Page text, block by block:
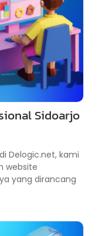
Sidoarjo
Delogic.net, kami
website
yang dirancang